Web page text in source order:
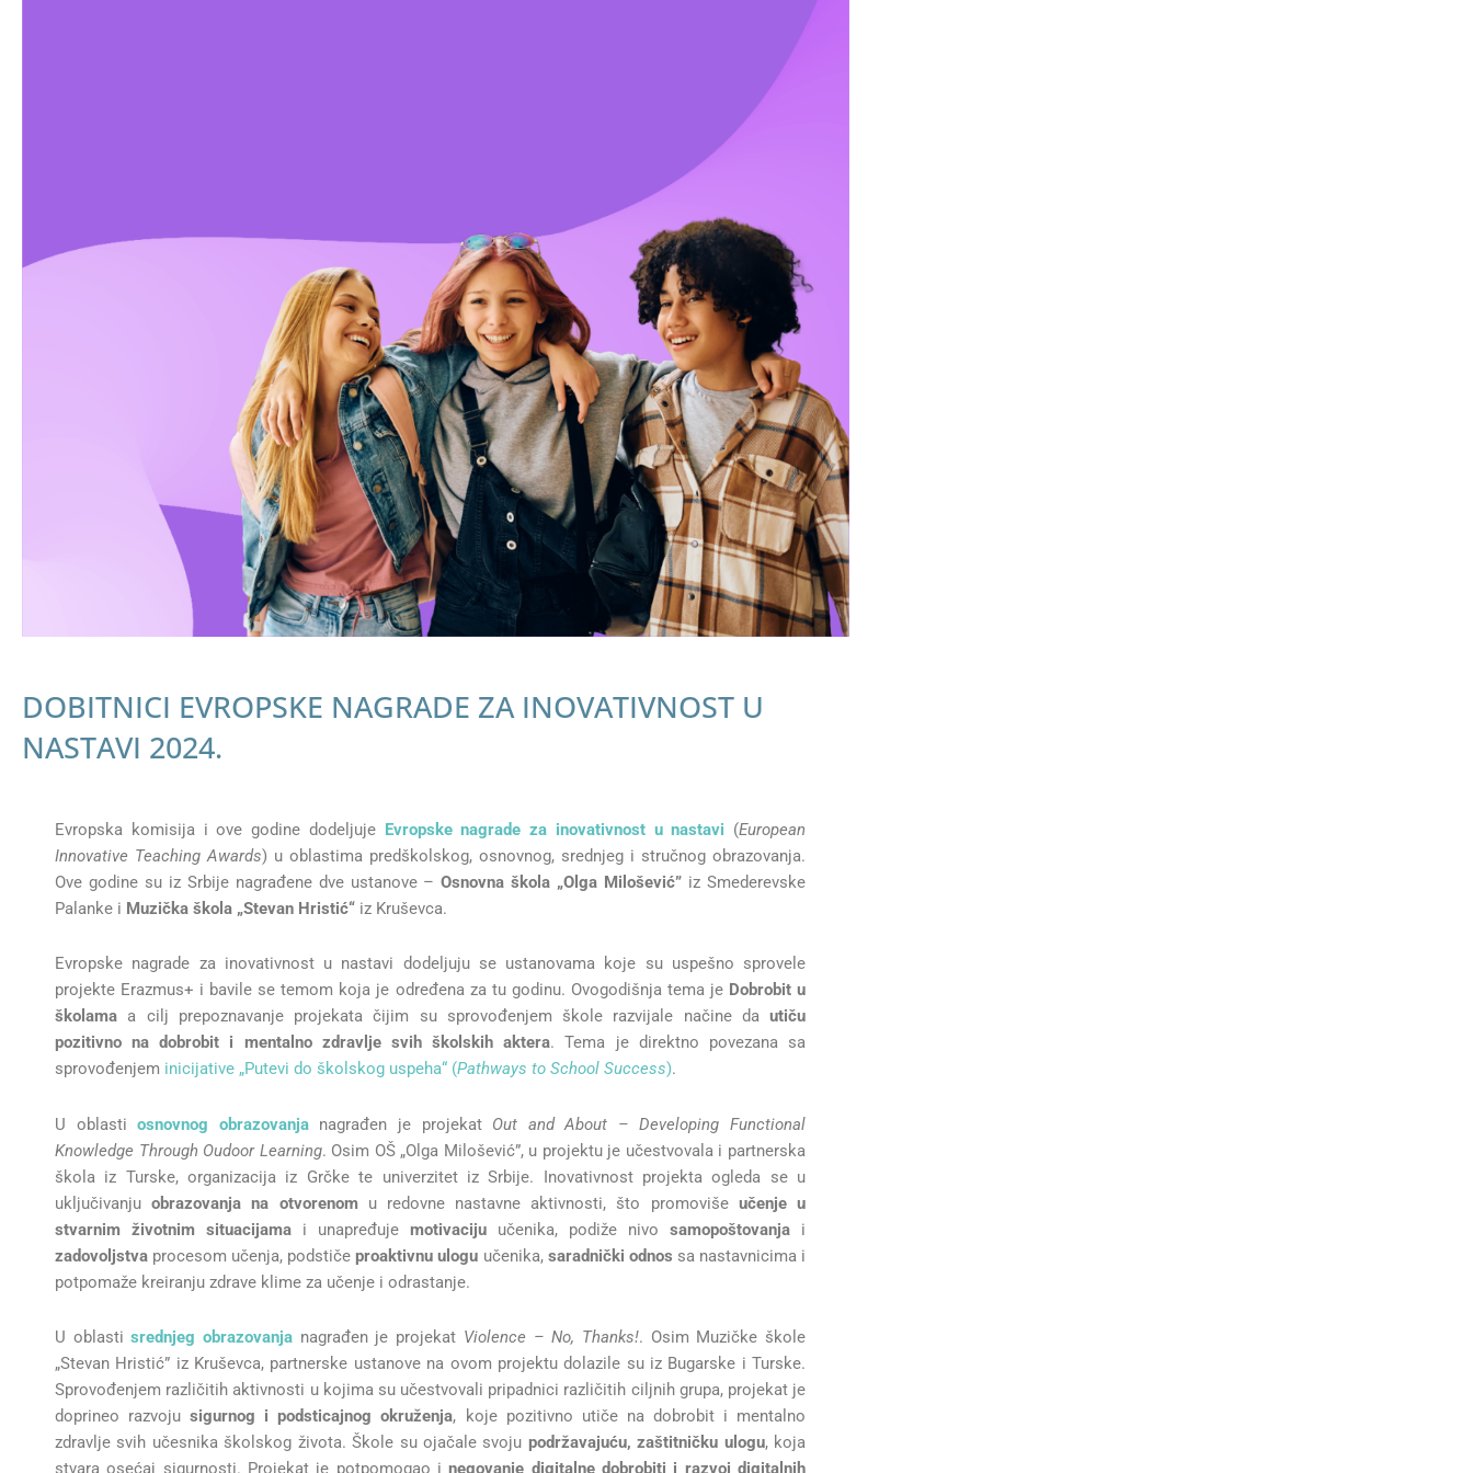
DOBITNICI EVROPSKE NAGRADE ZA INOVATIVNOST U
NASTAVI 2024.
Evropska komisija i ove godine dodeljuje Evropske nagrade za inovativnost u nastavi (European
Innovative Teaching Awards) u oblastima predškolskog, osnovnog, srednjeg i stručnog obrazovanja.
Ove godine su iz Srbije nagrađene dve ustanove –Osnovna škola „Olga Milošević” iz Smederevske
Palanke i Muzička škola „Stevan Hristić“ iz Kruševca.
Evropske nagrade za inovativnost u nastavi dodeljuju se ustanovama koje su uspešno sprovele
projekte Erazmus+ i bavile se temom koja je određena za tu godinu. Ovogodišnja tema je Dobrobit u
školama a cilj prepoznavanje projekata čijim su sprovođenjem škole razvijale načine da utiču
pozitivno na dobrobit i mentalno zdravlje svih školskih aktera. Tema je direktno povezana sa
sprovođenjem inicijative „Putevi do školskog uspeha“ (Pathways to School Success).
U oblastiosnovnog obrazovanjanagrađen je projekat Out and About – Developing Functional
Knowledge Through Oudoor Learning. Osim OŠ „Olga Milošević”, u projektu je učestvovala i partnerska
škola iz Turske, organizacija iz Grčke te univerzitet iz Srbije. Inovativnost projekta ogleda se u
uključivanjuobrazovanja na otvorenomu redovne nastavne aktivnosti, što promoviše učenje u
stvarnim životnim situacijama i unapređuje motivaciju učenika, podiže nivo samopoštovanja i
zadovoljstva procesom učenja, podstičeproaktivnu ulogu učenika, saradnički odnos sa nastavnicima i
potpomaže kreiranju zdrave klime za učenje i odrastanje.
U oblastisrednjeg obrazovanja nagrađen je projekat Violence – No, Thanks!. Osim Muzičke škole
„Stevan Hristić” iz Kruševca, partnerske ustanove na ovom projektu dolazile su iz Bugarske i Turske.
Sprovođenjem različitih aktivnosti u kojima su učestvovali pripadnici različitih ciljnih grupa, projekat je
doprineo razvojusigurnog i podsticajnog okruženja, koje pozitivno utiče na dobrobit i mentalno
zdravlje svih učesnika školskog života. Škole su ojačale svoju podržavajuću, zaštitničku ulogu, koja
stvara osećaj sigurnosti. Projekat je potpomogao inegovanje digitalne dobrobiti i razvoj digitalnih